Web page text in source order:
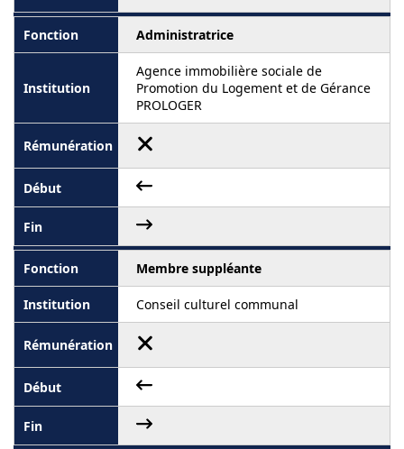
Administratrice
Agence immobilière sociale de
Promotion du Logement et de Gérance
PROLOGER
Membre suppléante
Conseil culturel communal